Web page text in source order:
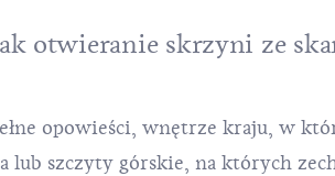
otwieranie skrzyni ze
opowieści, wnętrze kraju, w
szczyty górskie, na których